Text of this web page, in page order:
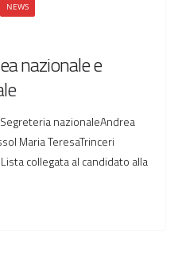
NEWS
nazionale e
nazionaleAndrea
Maria TeresaTrinceri
collegata al candidato alla